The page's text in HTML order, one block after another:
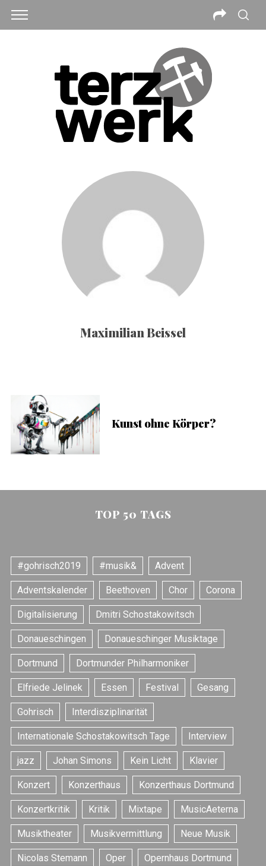
Maximilian Beissel
Kunst ohne Körper?
TOP 50 TAGS
#gohrisch2019 #musik& Advent
Adventskalender Beethoven Chor Corona
Digitalisierung Dmitri Schostakowitsch
Donaueschingen Donaueschinger Musiktage
Dortmund Dortmunder Philharmoniker
Elfriede Jelinek Essen Festival Gesang
Gohrisch Interdisziplinarität
Internationale Schostakowitsch Tage Interview
jazz Johan Simons Kein Licht Klavier
Konzert Konzerthaus Konzerthaus Dortmund
Konzertkritik Kritik Mixtape MusicAeterna
Musiktheater Musikvermittlung Neue Musik
Nicolas Stemann Oper Opernhaus Dortmund
S
e
a
r
c
h
f
o
r
: